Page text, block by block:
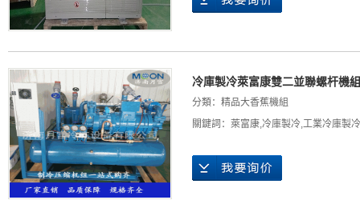
冷庫製冷萊富康雙二並聯螺杆機組
分類： 精品大香蕉機組
關鍵詞： 萊富康,冷庫製冷,工業冷庫製